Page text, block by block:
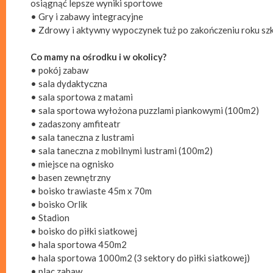
osiągnąć lepsze wyniki sportowe
• Gry i zabawy integracyjne
• Zdrowy i aktywny wypoczynek tuż po zakończeniu roku
Co mamy na ośrodku i w okolicy?
• pokój zabaw
• sala dydaktyczna
• sala sportowa z matami
• sala sportowa wyłożona puzzlami piankowymi (100m2)
• zadaszony amfiteatr
• sala taneczna z lustrami
• sala taneczna z mobilnymi lustrami (100m2)
• miejsce na ognisko
• basen zewnętrzny
• boisko trawiaste 45m x 70m
• boisko Orlik
• Stadion
• boisko do piłki siatkowej
• hala sportowa 450m2
• hala sportowa 1000m2 (3 sektory do piłki siatkowej)